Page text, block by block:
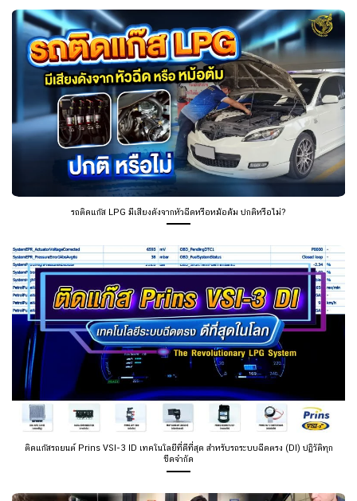
รถติดแก๊ส LPG มีเสียงดังจากหัวฉีดหรือหม้อต้ม ปกติหรือไม่?
ติดแก๊สรถยนต์ Prins VSI-3 ID เทคโนโลยีที่ดีที่สุด สำหรับรถระบบฉีดตรง (DI) ปฏิวัติทุก
ขีดจำกัด